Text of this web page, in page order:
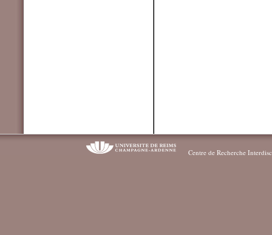
Centre de Recherche